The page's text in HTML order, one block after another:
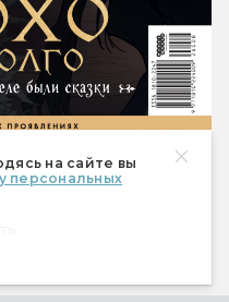
на сайте вы
персональных
Купить